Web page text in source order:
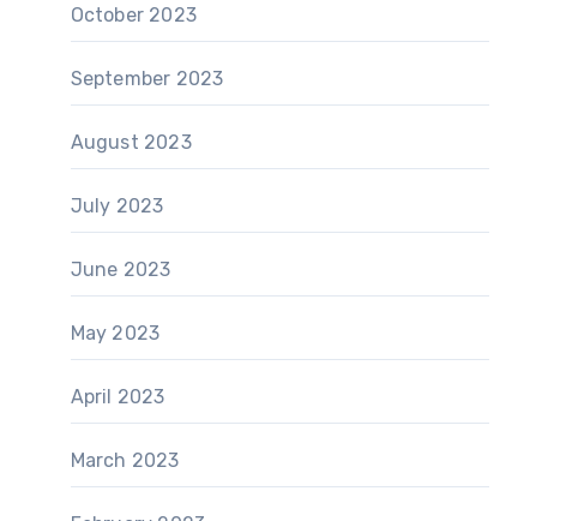
October 2023
September 2023
August 2023
July 2023
June 2023
May 2023
April 2023
March 2023